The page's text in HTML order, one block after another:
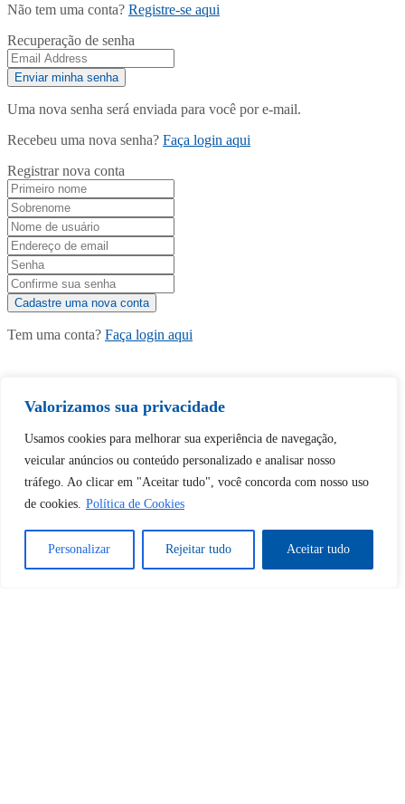
Valorizamos sua privacidade
Usamos cookies para melhorar sua experiência de navegação,
veicular anúncios ou conteúdo personalizado e analisar nosso
tráfego. Ao clicar em "Aceitar tudo", você concorda com nosso uso
de cookies. Política de Cookies
Personalizar Rejeitar tudo Aceitar tudo
Não tem uma conta? Registre-se aqui
Recuperação de senha
Uma nova senha será enviada para você por e-mail.
Recebeu uma nova senha? Faça login aqui
Registrar nova conta
Tem uma conta? Faça login aqui
Continuar com
Tem certeza de que deseja
desbloquear esta publicação?